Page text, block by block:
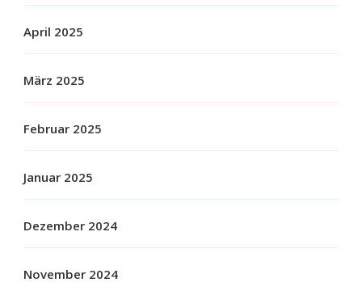
April 2025
März 2025
Februar 2025
Januar 2025
Dezember 2024
November 2024